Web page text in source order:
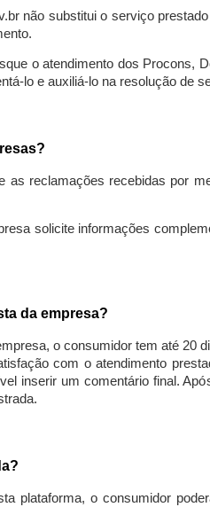
não substitui o serviço
o atendimento dos Procons,
lo e auxiliá-lo na resolução de
as reclamações recebidas por
solicite informações
da empresa?
o consumidor tem até 20
com o atendimento
inserir um comentário final.
plataforma, o consumidor